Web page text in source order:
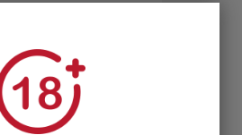
τον κωδικό;
Ή